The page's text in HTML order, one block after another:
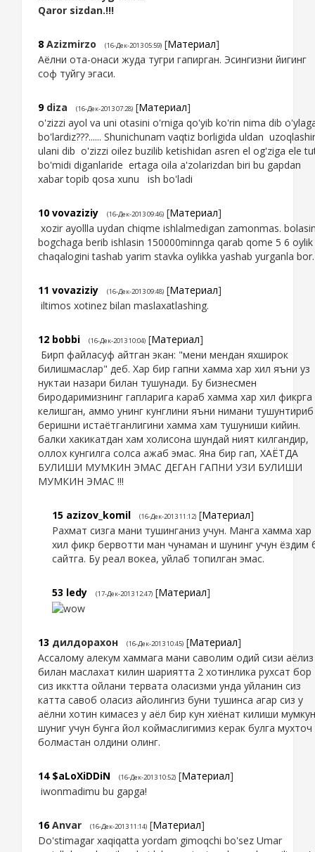
Qaror sizdan.!!!
8 Azizmirzo (16-Дек-2013 05:59) [Материал]
Аёлни ота-онаси жуда тугри гапирган. Эсингизни йигинг
соф туйгу эгаси.
9 diza (16-Дек-2013 07:28) [Материал]
o'zizzi ayol va uni otasini o'rniga qo'yib ko'rin nima dib
bo'lardiz???...... Shunichunam vaqtiz borligida uldan
ulani dib o'zizzi oilez buzilib ketishidan asren el og'ziga ele
bo'midi diganlaride ertaga oila a'zolarizdan biri bu gapdan
xabar topib qosa xunu ish bo'ladi
10 vovaziziy (16-Дек-2013 09:46) [Материал]
xozir ayollla uydan chiqme ishlalmedigan zamonmas.
bogchaga berib ishlasin 150000minnga qarab qome 5 6 oylik
chaqalogini tashab yarim stavka oylikka yashab yurganla bor.
11 vovaziziy (16-Дек-2013 09:48) [Материал]
iltimos xotinez bilan maslaxatlashing.
12 bobbi (16-Дек-2013 10:04) [Материал]
Бирп файласуф айтган экан: "мени мендан яхширок
билишмаслар" деб. Хар бир гапни хамма хар хил яъни уз
нуктаи назари билан тушунади. Бу бизнесмен
биродаримизнинг гапларига караб хамма хар хил фикрга
келишган, аммо унинг кунглини яъни нимани тушунтириб
беришни истаётганлигини хамма хам тушуниши кийин.
балки хакикатдан хам холисона шундай ният килгандир,
оллох кунгилга солса ажаб эмас. Яна бир гап, ХАЁТДА
БУЛИШИ МУМКИН ЭМАС ДЕГАН ГАПНИ УЗИ БУЛИШИ
МУМКИН ЭМАС !!!
15 azizov_komil (16-Дек-2013 11:12) [Материал]
Рахмат сизга мани тушинганиз учун. Манга хамма хар
хил фикр бервотти ман чунаман и шунинг учун ёздим
сайтга. Бу реал вокеа, уйлаб топилган эмас.
53 ledy (17-Дек-2013 12:47) [Материал]
13 дилдорахон (16-Дек-2013 10:45) [Материал]
Ассалому алекум хаммага мани саволим одий сизи аёлиз
билан маслахат килин шариятта 2 хотинлика рухсат бор
сиз икктта ойлани тервата оласизми унда уйланин сиз
катта савоб оласиз айолингиз буни тушинса агар сиз у
аёлни хотин кимасез у аёл бир кун хиёнат килиши мумкун
шуниг учун бунга йол коймаслигимиз керак булга мухточ
болмастан олдини олинг.
14 $aLoXiDDiN (16-Дек-2013 10:52) [Материал]
iwonmadimu bu gapga!
16 Anvar (16-Дек-2013 11:14) [Материал]
Do'stimagar xaqiqatta yordam gimoqchi bo'sez Umar